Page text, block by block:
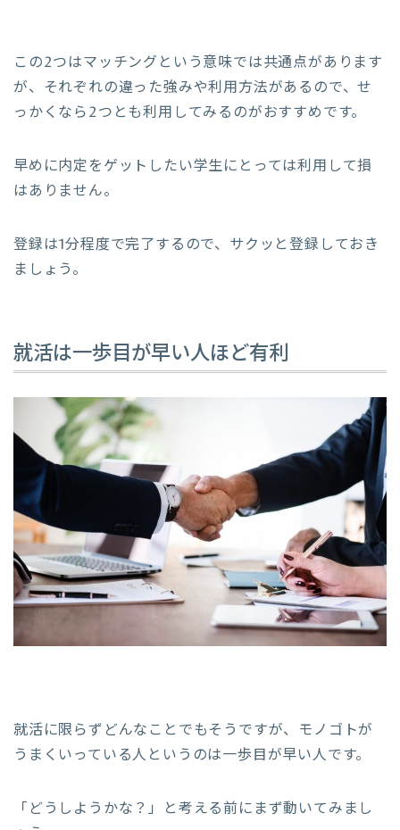
この2つはマッチングという意味では共通点があります
が、それぞれの違った強みや利用方法があるので、せ
っかくなら2つとも利用してみるのがおすすめです。
早めに内定をゲットしたい学生にとっては利用して損
はありません。
登録は1分程度で完了するので、サクッと登録しておき
ましょう。
就活は一歩目が早い人ほど有利
就活に限らずどんなことでもそうですが、モノゴトが
うまくいっている人というのは一歩目が早い人です。
「どうしようかな？」と考える前にまず動いてみまし